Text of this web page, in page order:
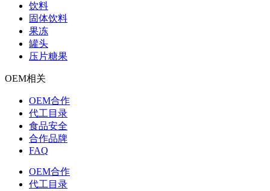
饮料
固体饮料
果冻
罐头
压片糖果
OEM相关
OEM合作
代工目录
食品安全
合作品牌
FAQ
OEM合作
代工目录